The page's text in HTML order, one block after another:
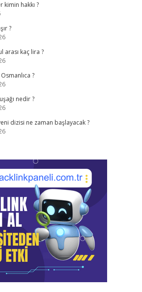
kimin hakkı ?
?
arası kaç lira ?
?
nedir ?
dizisi ne zaman başlayacak ?